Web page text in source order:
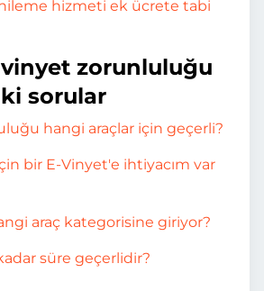
hizmeti ek ücrete tabi
zorunluluğu
sorular
hangi araçlar için geçerli?
bir E-Vinyet'e ihtiyacım var
araç kategorisine giriyor?
süre geçerlidir?